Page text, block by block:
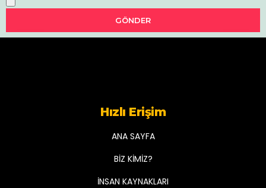
GÖNDER
Hızlı Erişim
ANA SAYFA
BİZ KİMİZ?
İNSAN KAYNAKLARI